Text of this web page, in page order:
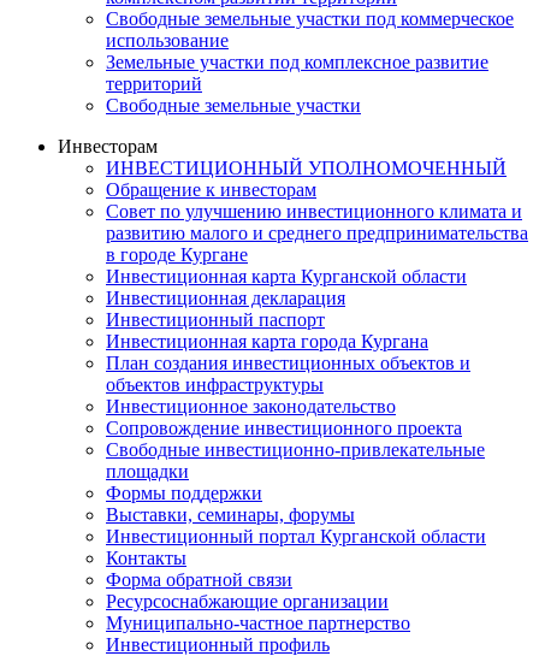
Свободные земельные участки под коммерческое
использование
Земельные участки под комплексное развитие
территорий
Свободные земельные участки
Инвесторам
ИНВЕСТИЦИОННЫЙ УПОЛНОМОЧЕННЫЙ
Обращение к инвесторам
Совет по улучшению инвестиционного климата и
развитию малого и среднего предпринимательства
в городе Кургане
Инвестиционная карта Курганской области
Инвестиционная декларация
Инвестиционный паспорт
Инвестиционная карта города Кургана
План создания инвестиционных объектов и
объектов инфраструктуры
Инвестиционное законодательство
Сопровождение инвестиционного проекта
Свободные инвестиционно-привлекательные
площадки
Формы поддержки
Выставки, семинары, форумы
Инвестиционный портал Курганской области
Контакты
Форма обратной связи
Ресурсоснабжающие организации
Муниципально-частное партнерство
Инвестиционный профиль